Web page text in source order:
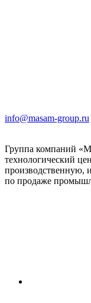
info@masam-group.ru
Группа компаний
технологический
производственную,
по продаже